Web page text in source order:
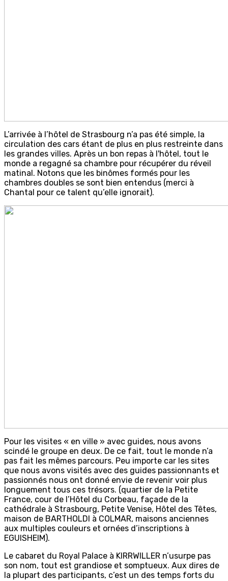
L’arrivée à l’hôtel de Strasbourg n’a pas été simple, la
circulation des cars étant de plus en plus restreinte dans
les grandes villes. Après un bon repas à l'hôtel, tout le
monde a regagné sa chambre pour récupérer du réveil
matinal. Notons que les binômes formés pour les
chambres doubles se sont bien entendus (merci à
Chantal pour ce talent qu’elle ignorait).
Pour les visites « en ville » avec guides, nous avons
scindé le groupe en deux. De ce fait, tout le monde n’a
pas fait les mêmes parcours. Peu importe car les sites
que nous avons visités avec des guides passionnants et
passionnés nous ont donné envie de revenir voir plus
longuement tous ces trésors. (quartier de la Petite
France, cour de l’Hôtel du Corbeau, façade de la
cathédrale à Strasbourg, Petite Venise, Hôtel des Têtes,
maison de BARTHOLDI à COLMAR, maisons anciennes
aux multiples couleurs et ornées d’inscriptions à
EGUISHEIM).
Le cabaret du Royal Palace à KIRRWILLER n’usurpe pas
son nom, tout est grandiose et somptueux. Aux dires de
la plupart des participants, c’est un des temps forts du